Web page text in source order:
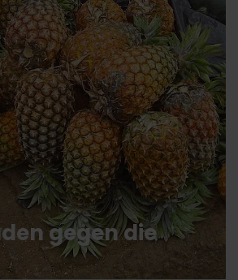
gegen die